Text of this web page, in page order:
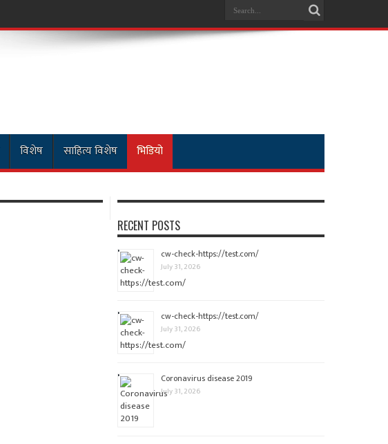
विशेष साहित्य विशेष भिडियो
RECENT POSTS
cw-check-https://test.com/
July 31, 2026
cw-check-https://test.com/
July 31, 2026
Coronavirus disease 2019
July 31, 2026